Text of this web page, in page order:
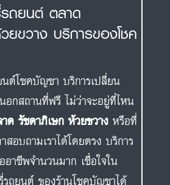
ถยนต์ ตลาด
ยขวาง บริการของโชค
ต์โชคบัญชา บริการเปลี่ยน
อกสถานที่ฟรี ไม่ว่าจะอยู่ที่ไหน
ด รัชดาภิเษก ห้วยขวาง หรือที่
สอบถามเราได้โดยตรง บริการ
าชีพจำนวนมาก เชื่อใจใน
ถยนต์ ของร้านโชคบัญชาได้